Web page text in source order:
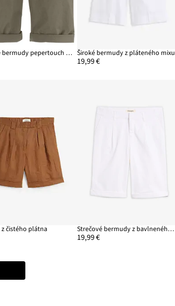
Bavlnené bermudy pepertouch z bavlneného mixu Široké bermudy z pláteného mixu
19,99 €
čistého plátna Strečové bermudy z bavlneného mixu
19,99 €